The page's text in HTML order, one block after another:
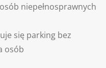
niepełnosprawnych
się parking bez
osób